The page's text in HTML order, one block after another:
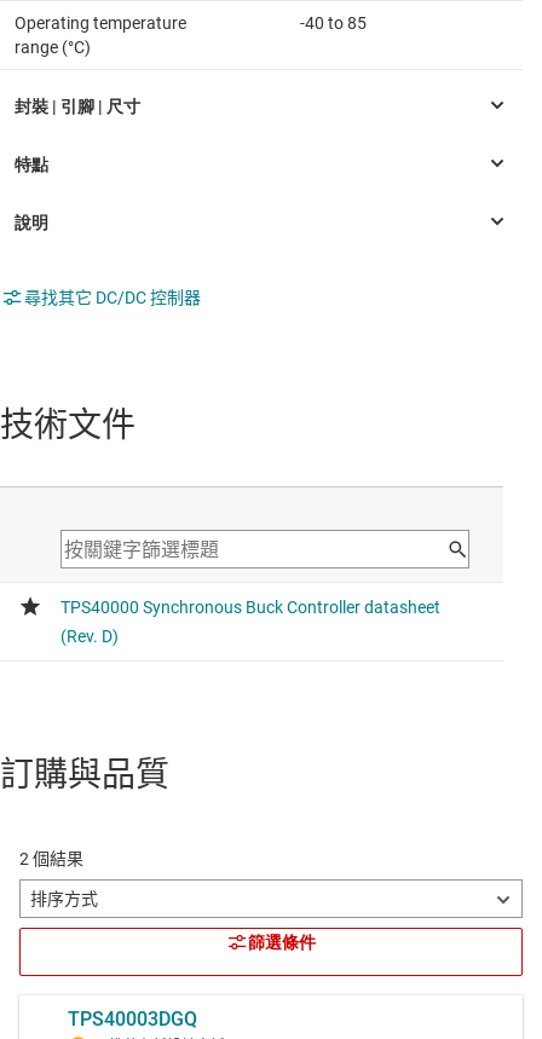
Operating temperature
range (°C)
-40 to 85
尋找其它 DC/DC 控制器
技術文件
訂購與品質